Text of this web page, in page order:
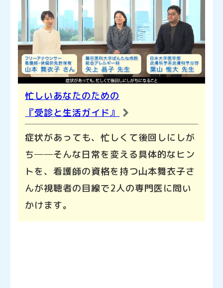
忙しいあなたのための
『受診と生活ガイド』
症状があっても、忙しくて後回しにしが
ち──そんな日常を変える具体的なヒン
トを、看護師の資格を持つ山本舞衣子さ
んが視聴者の目線で2人の専門医に問い
かけます。